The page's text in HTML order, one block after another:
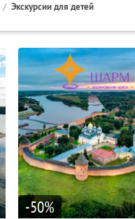
Экскурсии для детей
-50%